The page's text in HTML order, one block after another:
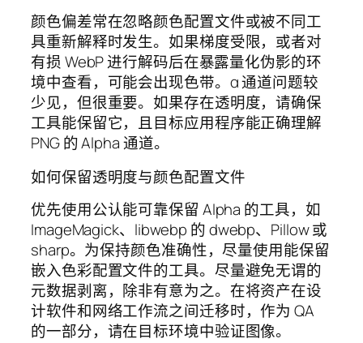
颜色偏差常在忽略颜色配置文件或被不同工
具重新解释时发生。如果梯度受限，或者对
有损 WebP 进行解码后在暴露量化伪影的环
境中查看，可能会出现色带。α 通道问题较
少见，但很重要。如果存在透明度，请确保
工具能保留它，且目标应用程序能正确理解
PNG 的 Alpha 通道。
如何保留透明度与颜色配置文件
优先使用公认能可靠保留 Alpha 的工具，如
ImageMagick、libwebp 的 dwebp、Pillow 或
sharp。为保持颜色准确性，尽量使用能保留
嵌入色彩配置文件的工具。尽量避免无谓的
元数据剥离，除非有意为之。在将资产在设
计软件和网络工作流之间迁移时，作为 QA
的一部分，请在目标环境中验证图像。